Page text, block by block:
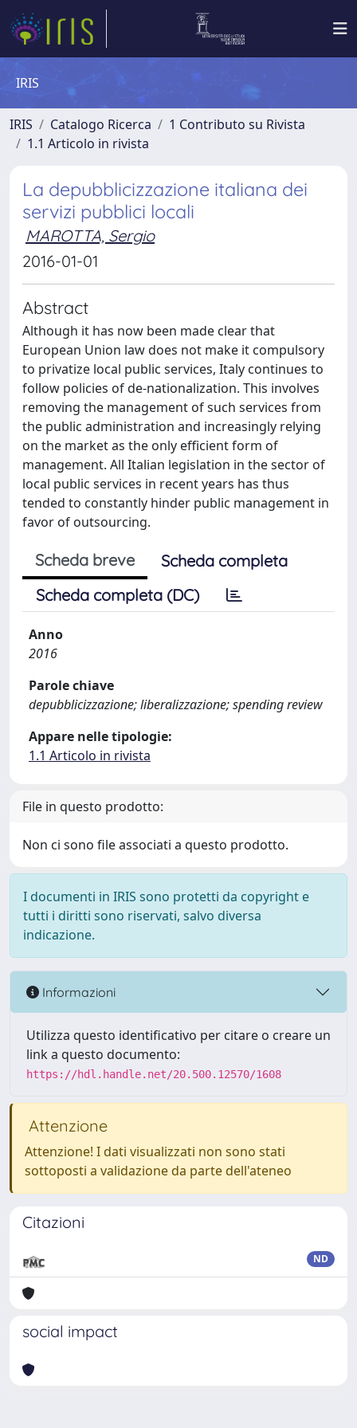
IRIS
IRIS Catalogo Ricerca
1 Contributo su Rivista
1.1 Articolo in rivista
La depubblicizzazione italiana dei
servizi pubblici locali
MAROTTA, Sergio
2016-01-01
Abstract
Although it has now been made clear that
European Union law does not make it compulsory
to privatize local public services, Italy continues to
follow policies of de-nationalization. This involves
removing the management of such services from
the public administration and increasingly relying
on the market as the only efficient form of
management. All Italian legislation in the sector of
local public services in recent years has thus
tended to constantly hinder public management in
favor of outsourcing.
Scheda breve
Scheda completa
Scheda completa (DC)
Anno
2016
Parole chiave
depubblicizzazione; liberalizzazione; spending review
Appare nelle tipologie:
1.1 Articolo in rivista
File in questo prodotto:
Non ci sono file associati a questo prodotto.
I documenti in IRIS sono protetti da copyright e
tutti i diritti sono riservati, salvo diversa
indicazione.
Informazioni
Utilizza questo identificativo per citare o creare un
link a questo documento:
https://hdl.handle.net/20.500.12570/1608
Attenzione
Attenzione! I dati visualizzati non sono stati
sottoposti a validazione da parte dell'ateneo
Citazioni
ND
social impact